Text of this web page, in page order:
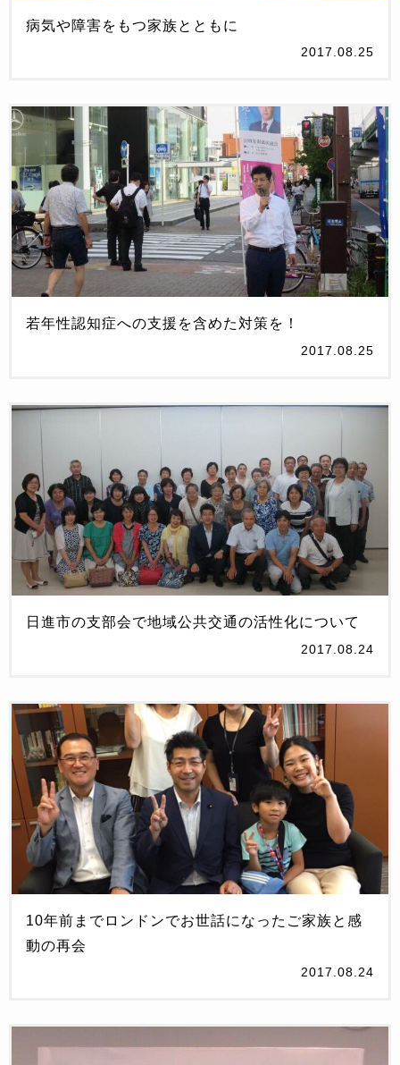
病気や障害をもつ家族とともに
2017.08.25
若年性認知症への支援を含めた対策を！
2017.08.25
日進市の支部会で地域公共交通の活性化について
2017.08.24
10年前までロンドンでお世話になったご家族と感
動の再会
2017.08.24